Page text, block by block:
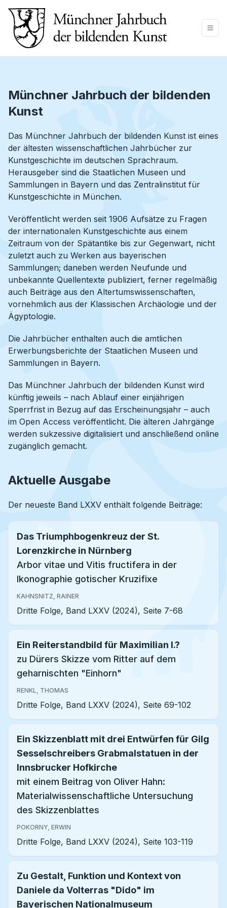
Münchner Jahrbuch der bildenden
Kunst
Das Münchner Jahrbuch der bildenden Kunst ist eines
der ältesten wissenschaftlichen Jahrbücher zur
Kunstgeschichte im deutschen Sprachraum.
Herausgeber sind die Staatlichen Museen und
Sammlungen in Bayern und das Zentralinstitut für
Kunstgeschichte in München.
Veröffentlicht werden seit 1906 Aufsätze zu Fragen
der internationalen Kunstgeschichte aus einem
Zeitraum von der Spätantike bis zur Gegenwart, nicht
zuletzt auch zu Werken aus bayerischen
Sammlungen; daneben werden Neufunde und
unbekannte Quellentexte publiziert, ferner regelmäßig
auch Beiträge aus den Altertumswissenschaften,
vornehmlich aus der Klassischen Archäologie und der
Ägyptologie.
Die Jahrbücher enthalten auch die amtlichen
Erwerbungsberichte der Staatlichen Museen und
Sammlungen in Bayern.
Das Münchner Jahrbuch der bildenden Kunst wird
künftig jeweils – nach Ablauf einer einjährigen
Sperrfrist in Bezug auf das Erscheinungsjahr – auch
im Open Access veröffentlicht. Die älteren Jahrgänge
werden sukzessive digitalisiert und anschließend online
zugänglich gemacht.
Aktuelle Ausgabe
Der neueste Band LXXV enthält folgende Beiträge:
Das Triumphbogenkreuz der St.
Lorenzkirche in Nürnberg
Arbor vitae und Vitis fructifera in der
Ikonographie gotischer Kruzifixe
KAHNSNITZ, RAINER
Dritte Folge, Band LXXV (2024), Seite 7-68
Ein Reiterstandbild für Maximilian I.?
zu Dürers Skizze vom Ritter auf dem
geharnischten "Einhorn"
RENKL, THOMAS
Dritte Folge, Band LXXV (2024), Seite 69-102
Ein Skizzenblatt mit drei Entwürfen für Gilg
Sesselschreibers Grabmalstatuen in der
Innsbrucker Hofkirche
mit einem Beitrag von Oliver Hahn:
Materialwissenschaftliche Untersuchung
des Skizzenblattes
POKORNY, ERWIN
Dritte Folge, Band LXXV (2024), Seite 103-119
Zu Gestalt, Funktion und Kontext von
Daniele da Volterras "Dido" im
Bayerischen Nationalmuseum